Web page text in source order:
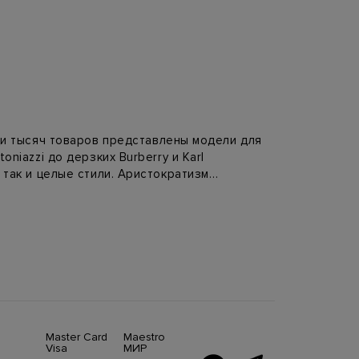
товаров представлены модели для
до дерзких Burberry и Karl
и целые стили. Аристократизм
Master Card
Visa
Maestro
МИР